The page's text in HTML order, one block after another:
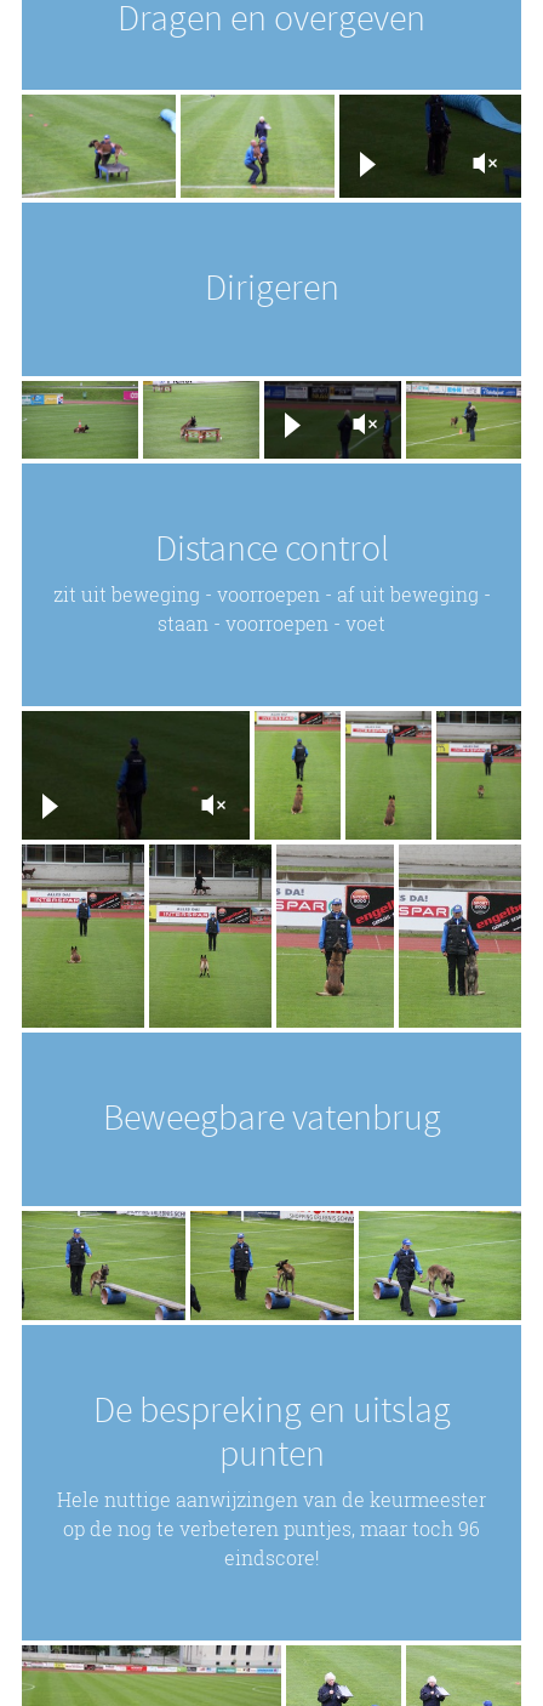
Dragen en overgeven
Dirigeren
Distance control
zit uit beweging - voorroepen - af uit beweging -
staan - voorroepen - voet
Beweegbare vatenbrug
De bespreking en uitslag
punten
Hele nuttige aanwijzingen van de keurmeester
op de nog te verbeteren puntjes, maar toch 96
eindscore!